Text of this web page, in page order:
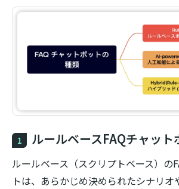
1 ルールベースFAQチャット
ルールベース（スクリプトベース）の
トは、あらかじめ決められたシナリオ